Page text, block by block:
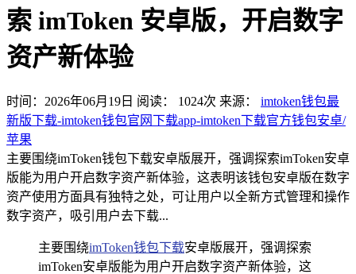
索 imToken 安卓版，开启数字
资产新体验
时间：2026年06月19日 阅读： 1024次 来源： imtoken钱包最
新版下载-imtoken钱包官网下载app-imtoken下载官方钱包安卓/
苹果
主要围绕imToken钱包下载安卓版展开，强调探索imToken安卓
版能为用户开启数字资产新体验，这表明该钱包安卓版在数字
资产使用方面具有独特之处，可让用户以全新方式管理和操作
数字资产，吸引用户去下载...
主要围绕imToken钱包下载安卓版展开，强调探索
imToken安卓版能为用户开启数字资产新体验，这